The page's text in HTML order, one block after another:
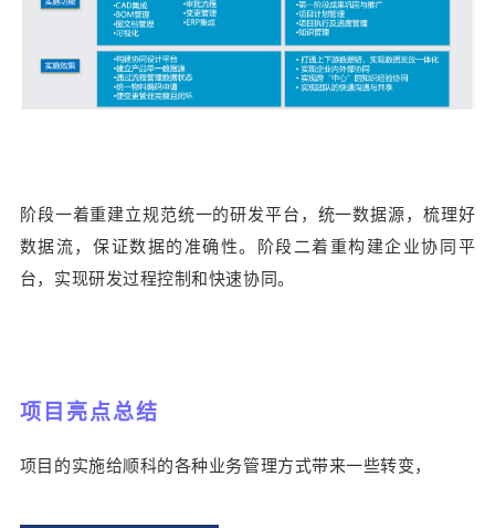
阶段一着重建立规范统一的研发平台，统一数据源，梳理好
数据流，保证数据的准确性。阶段二着重构建企业协同平
台，实现研发过程控制和快速协同。
项目亮点总结
项目的实施给顺科的各种业务管理方式带来一些转变，